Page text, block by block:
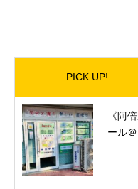
PICK UP!
《阿
ール＠